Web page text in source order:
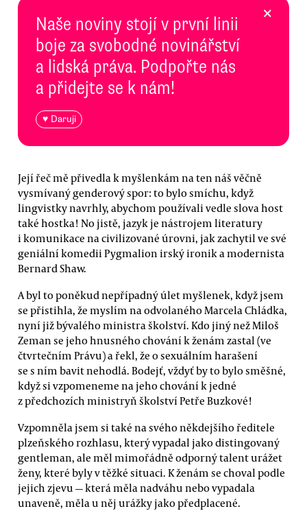
Naše noviny stojí v první linii
boje za svobodné novinářství
a lidská práva. Podpořte nás
a přidejte se k nám!
♥ Daruji
×
Její řeč mě přivedla k myšlenkám na ten náš věčně
vysmívaný genderový spor: to bylo smíchu, když
lingvistky navrhly, abychom používali vedle slova host
také hostka! No jistě, jazyk je nástrojem literatury
i komunikace na civilizované úrovni, jak zachytil ve své
geniální komedii Pygmalion irský ironik a modernista
Bernard Shaw.
A byl to poněkud nepřípadný úlet myšlenek, když jsem
se přistihla, že myslím na odvolaného Marcela Chládka,
nyní již bývalého ministra školství. Kdo jiný než Miloš
Zeman se jeho hnusného chování k ženám zastal (ve
čtvrtečním Právu) a řekl, že o sexuálním harašení
se s ním bavit nehodlá. Bodejť, vždyť by to bylo směšné,
když si vzpomeneme na jeho chování k jedné
z předchozích ministryň školství Petře Buzkové!
Vzpomněla jsem si také na svého někdejšího ředitele
plzeňského rozhlasu, který vypadal jako distingovaný
gentleman, ale měl mimořádně odporný talent urážet
ženy, které byly v těžké situaci. K ženám se choval podle
jejich zjevu — která měla nadváhu nebo vypadala
unaveně, měla u něj urážky jako předplacené.